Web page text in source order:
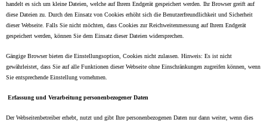
handelt es sich um kleine Dateien, welche auf Ihrem Endgerät gespeichert werden. Ihr Browser greift auf
diese Dateien zu. Durch den Einsatz von Cookies erhöht sich die Benutzerfreundlichkeit und Sicherheit
dieser Webseite. Falls Sie nicht möchten, dass Cookies zur Reichweitenmessung auf Ihrem Endgerät
gespeichert werden, können Sie dem Einsatz dieser Dateien widersprechen.
Gängige Browser bieten die Einstellungsoption, Cookies nicht zulassen. Hinweis: Es ist nicht
gewährleistet, dass Sie auf alle Funktionen dieser Webseite ohne Einschränkungen zugreifen können, wenn
Sie entsprechende Einstellung vornehmen.
Erfassung und Verarbeitung personenbezogener Daten
Der Webseitenbetreiber erhebt, nutzt und gibt Ihre personenbezogenen Daten nur dann weiter, wenn dies